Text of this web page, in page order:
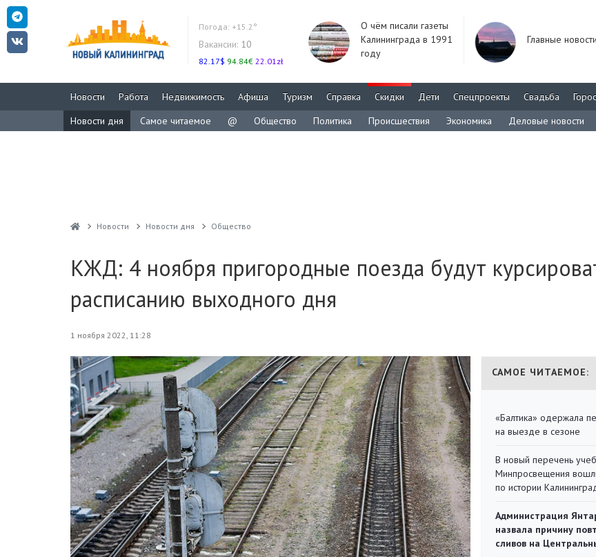
Погода: +15.2°
Вакансии: 10
82.17$ 94.84€ 22.01zł
О чём писали газеты
Калининграда в 1991
году
Главные
Новости Работа Недвижимость Афиша Туризм Справка Скидки Дети Спецпроекты Свадьба
Новости дня
Самое читаемое @ Общество Политика Происшествия Экономика Деловые новости
Новости Новости дня Общество
КЖД: 4 ноября пригородные поезда будут
расписанию выходного дня
1 ноября 2022, 11:28
САМОЕ ЧИТАЕМОЕ:
«Балтика» одержала
на выезде в сезоне
В новый перечень
Минпросвещения
по истории
Администрация
назвала причину
сливов на